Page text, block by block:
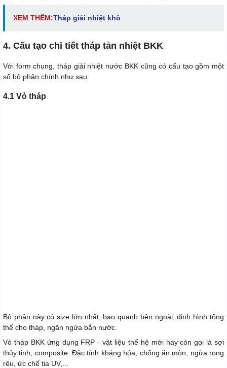
XEM THÊM:Tháp giải nhiệt khô
4. Cấu tạo chi tiết tháp tản nhiệt BKK
Với form chung, tháp giải nhiệt nước BKK cũng có cấu tạo gồm một
số bộ phận chính như sau:
4.1 Vỏ tháp
Bộ phận này có size lớn nhất, bao quanh bên ngoài, định hình tổng
thể cho tháp, ngăn ngừa bắn nước.
Vỏ tháp BKK ứng dụng FRP - vật liệu thế hệ mới hay còn gọi là sợi
thủy tinh, composite. Đặc tính kháng hóa, chống ăn mòn, ngừa rong
rêu, ức chế tia UV,...